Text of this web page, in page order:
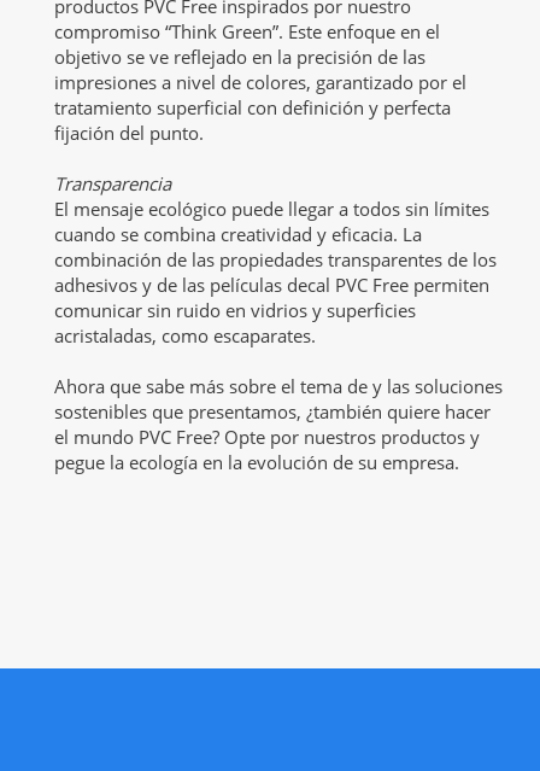
productos PVC Free inspirados por nuestro
compromiso “Think Green”. Este enfoque en el
objetivo se ve reflejado en la precisión de las
impresiones a nivel de colores, garantizado por el
tratamiento superficial con definición y perfecta
fijación del punto.
Transparencia
El mensaje ecológico puede llegar a todos sin límites
cuando se combina creatividad y eficacia. La
combinación de las propiedades transparentes de los
adhesivos y de las películas decal PVC Free permiten
comunicar sin ruido en vidrios y superficies
acristaladas, como escaparates.
Ahora que sabe más sobre el tema de y las soluciones
sostenibles que presentamos, ¿también quiere hacer
el mundo PVC Free? Opte por nuestros productos y
pegue la ecología en la evolución de su empresa.